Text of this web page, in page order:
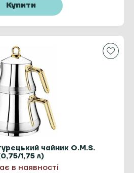
Купити
чайник O.M.S.
1,75 л)
в наявності